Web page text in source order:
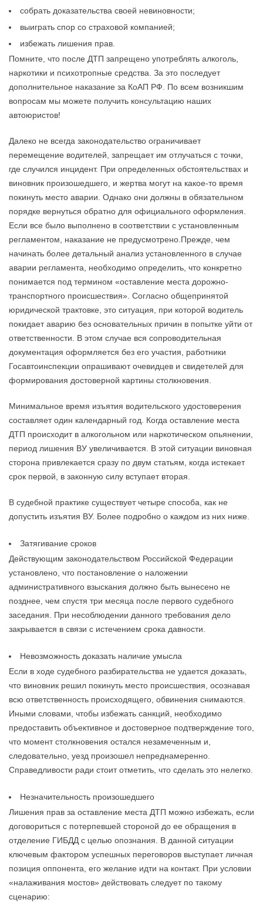
собрать доказательства своей невиновности;
выиграть спор со страховой компанией;
избежать лишения прав.
Помните, что после ДТП запрещено употреблять алкоголь,
наркотики и психотропные средства. За это последует
дополнительное наказание за КоАП РФ. По всем возникшим
вопросам мы можете получить консультацию наших
автоюристов!
Далеко не всегда законодательство ограничивает
перемещение водителей, запрещает им отлучаться с точки,
где случился инцидент. При определенных обстоятельствах и
виновник произошедшего, и жертва могут на какое-то время
покинуть место аварии. Однако они должны в обязательном
порядке вернуться обратно для официального оформления.
Если все было выполнено в соответствии с установленным
регламентом, наказание не предусмотрено.Прежде, чем
начинать более детальный анализ установленного в случае
аварии регламента, необходимо определить, что конкретно
понимается под термином «оставление места дорожно-
транспортного происшествия». Согласно общепринятой
юридической трактовке, это ситуация, при которой водитель
покидает аварию без основательных причин в попытке уйти от
ответственности. В этом случае вся сопроводительная
документация оформляется без его участия, работники
Госавтоинспекции опрашивают очевидцев и свидетелей для
формирования достоверной картины столкновения.
Минимальное время изъятия водительского удостоверения
составляет один календарный год. Когда оставление места
ДТП происходит в алкогольном или наркотическом опьянении,
период лишения ВУ увеличивается. В этой ситуации виновная
сторона привлекается сразу по двум статьям, когда истекает
срок первой, в законную силу вступает вторая.
В судебной практике существует четыре способа, как не
допустить изъятия ВУ. Более подробно о каждом из них ниже.
Затягивание сроков
Действующим законодательством Российской Федерации
установлено, что постановление о наложении
административного взыскания должно быть вынесено не
позднее, чем спустя три месяца после первого судебного
заседания. При несоблюдении данного требования дело
закрывается в связи с истечением срока давности.
Невозможность доказать наличие умысла
Если в ходе судебного разбирательства не удается доказать,
что виновник решил покинуть место происшествия, осознавая
всю ответственность происходящего, обвинения снимаются.
Иными словами, чтобы избежать санкций, необходимо
предоставить объективное и достоверное подтверждение того,
что момент столкновения остался незамеченным и,
следовательно, уезд произошел непреднамеренно.
Справедливости ради стоит отметить, что сделать это нелегко.
Незначительность произошедшего
Лишения прав за оставление места ДТП можно избежать, если
договориться с потерпевшей стороной до ее обращения в
отделение ГИБДД с целью опознания. В данной ситуации
ключевым фактором успешных переговоров выступает личная
позиция оппонента, его желание идти на контакт. При условии
«налаживания мостов» действовать следует по такому
сценарию: